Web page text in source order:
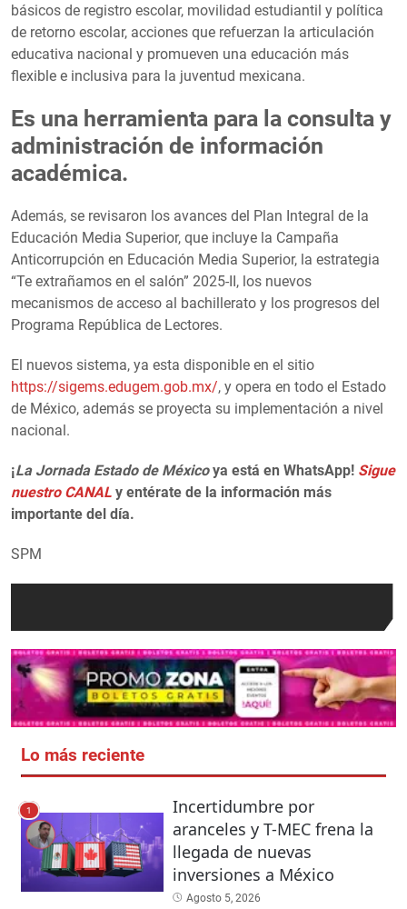
básicos de registro escolar, movilidad estudiantil y política
de retorno escolar, acciones que refuerzan la articulación
educativa nacional y promueven una educación más
flexible e inclusiva para la juventud mexicana.
Es una herramienta para la consulta y
administración de información
académica.
Además, se revisaron los avances del Plan Integral de la
Educación Media Superior, que incluye la Campaña
Anticorrupción en Educación Media Superior, la estrategia
“Te extrañamos en el salón” 2025-II, los nuevos
mecanismos de acceso al bachillerato y los progresos del
Programa República de Lectores.
El nuevos sistema, ya esta disponible en el sitio
https://sigems.edugem.gob.mx/, y opera en todo el Estado
de México, además se proyecta su implementación a nivel
nacional.
¡La Jornada Estado de Méxicoya está en WhatsApp! Sigue
nuestro CANAL y entérate de la información más
importante del día.
SPM
Lo más reciente
1
Incertidumbre por
aranceles y T-MEC frena la
llegada de nuevas
inversiones a México
Agosto 5, 2026